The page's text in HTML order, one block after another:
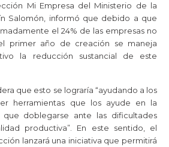
Mi Empresa del Ministerio de la
Salomón, informó que debido a que
el 24% de las empresas no
primer año de creación se maneja
la reducción sustancial de este
que esto se lograría “ayudando a los
herramientas que los ayude en la
doblegarse ante las dificultades
productiva”. En este sentido, el
lanzará una iniciativa que permitirá